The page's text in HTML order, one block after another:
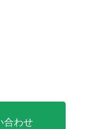
合わせ